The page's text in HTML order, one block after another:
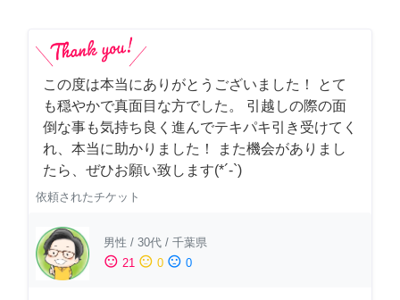
この度は本当にありがとうございました！ とて
も穏やかで真面目な方でした。 引越しの際の面
倒な事も気持ち良く進んでテキパキ引き受けてく
れ、本当に助かりました！ また機会がありまし
たら、ぜひお願い致します(*´-`)
依頼されたチケット
男性 / 30代 / 千葉県
sentiment_satisfied 21 sentiment_neutral 0 sentiment_dissatisfied 0